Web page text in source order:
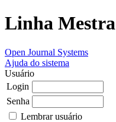
Linha Mestra
Open Journal Systems
Ajuda do sistema
Usuário
Login
Senha
Lembrar usuário